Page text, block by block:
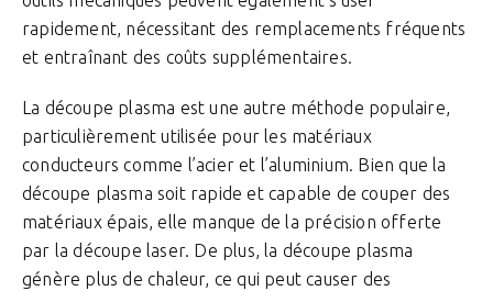
rapidement, nécessitant des remplacements fréquents
et entraînant des coûts supplémentaires.
La découpe plasma est une autre méthode populaire,
particulièrement utilisée pour les matériaux
conducteurs comme l’acier et l’aluminium. Bien que la
découpe plasma soit rapide et capable de couper des
matériaux épais, elle manque de la précision offerte
par la découpe laser. De plus, la découpe plasma
génère plus de chaleur, ce qui peut causer des